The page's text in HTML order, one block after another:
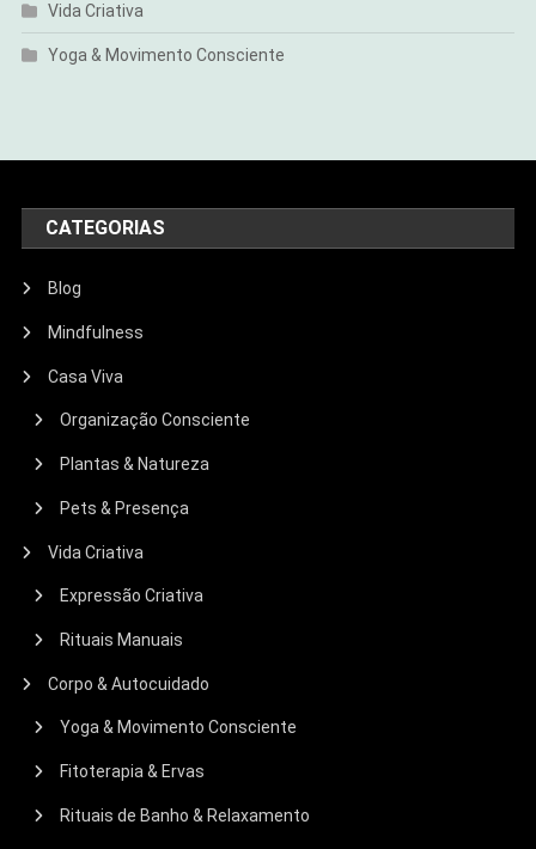
Vida Criativa
Yoga & Movimento Consciente
CATEGORIAS
Blog
Mindfulness
Casa Viva
Organização Consciente
Plantas & Natureza
Pets & Presença
Vida Criativa
Expressão Criativa
Rituais Manuais
Corpo & Autocuidado
Yoga & Movimento Consciente
Fitoterapia & Ervas
Rituais de Banho & Relaxamento